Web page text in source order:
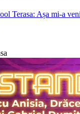
Terasa: Așa mi-a